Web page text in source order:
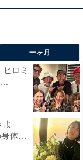
一ヶ月
ロミ
よ
身体...